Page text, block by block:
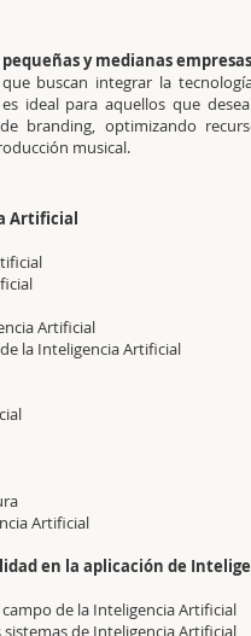
y medianas
buscan integrar la
ideal para aquellos que
branding, optimizando
musical.
Artificial
Artificial
la Inteligencia Artificial
Artificial
en la aplicación de
de la Inteligencia Artificial
de Inteligencia Artificial